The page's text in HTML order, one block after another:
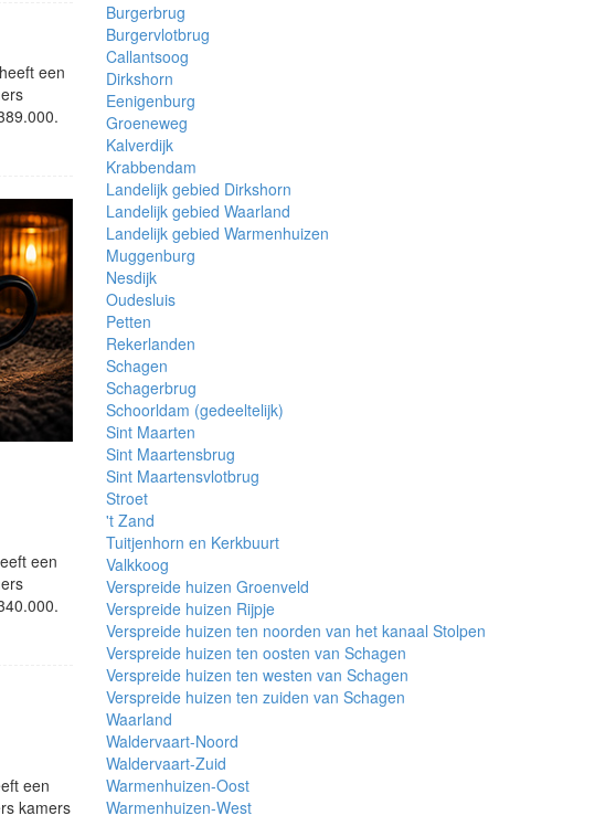
een
een
een
kamers
Burgerbrug
Burgervlotbrug
Callantsoog
Dirkshorn
Eenigenburg
Groeneweg
Kalverdijk
Krabbendam
Landelijk gebied Dirkshorn
Landelijk gebied Waarland
Landelijk gebied Warmenhuizen
Muggenburg
Nesdijk
Oudesluis
Petten
Rekerlanden
Schagen
Schagerbrug
Schoorldam (gedeeltelijk)
Sint Maarten
Sint Maartensbrug
Sint Maartensvlotbrug
Stroet
't Zand
Tuitjenhorn en Kerkbuurt
Valkkoog
Verspreide huizen Groenveld
Verspreide huizen Rijpje
Verspreide huizen ten noorden van het kanaal Stolpen
Verspreide huizen ten oosten van Schagen
Verspreide huizen ten westen van Schagen
Verspreide huizen ten zuiden van Schagen
Waarland
Waldervaart-Noord
Waldervaart-Zuid
Warmenhuizen-Oost
Warmenhuizen-West